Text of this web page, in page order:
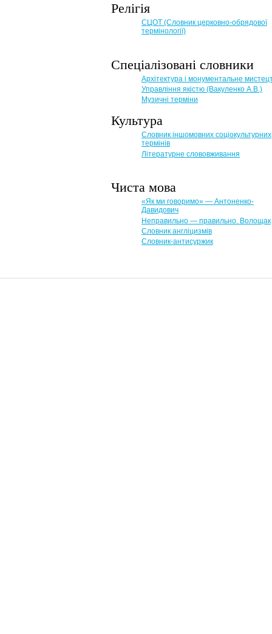
Релігія
СЦОТ (Словник церковно-обрядової
термінології)
Спеціалізовані словники
Архітектура і монументальне
Управління якістю (Вакуленко А.В.)
Музичні терміни
Культура
Словник іншомовних соціокультурних
термінів
Літературне слововживання
Чиста мова
«Як ми говоримо» — Антоненко-
Давидович
Неправильно — правильно. Волощак
Словник англіцизмів
Словник-антисуржик